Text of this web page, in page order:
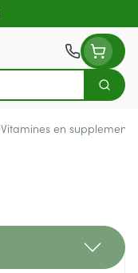
Zoek
Vitamines en